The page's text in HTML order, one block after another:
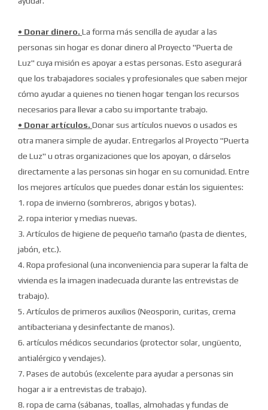
• Donar dinero. La forma más sencilla de ayudar a las
personas sin hogar es donar dinero al Proyecto "Puerta de
Luz" cuya misión es apoyar a estas personas. Esto asegurará
que los trabajadores sociales y profesionales que saben mejor
cómo ayudar a quienes no tienen hogar tengan los recursos
necesarios para llevar a cabo su importante trabajo.
• Donar artículos. Donar sus artículos nuevos o usados ​​es
otra manera simple de ayudar. Entregarlos al Proyecto "Puerta
de Luz" u otras organizaciones que los apoyan, o dárselos
directamente a las personas sin hogar en su comunidad. Entre
los mejores artículos que puedes donar están los siguientes:
1. ropa de invierno (sombreros, abrigos y botas).
2. ropa interior y medias nuevas.
3. Artículos de higiene de pequeño tamaño (pasta de dientes,
jabón, etc.).
4. Ropa profesional (una inconveniencia para superar la falta de
vivienda es la imagen inadecuada durante las entrevistas de
trabajo).
5. Artículos de primeros auxilios (Neosporin, curitas, crema
antibacteriana y desinfectante de manos).
6. artículos médicos secundarios (protector solar, ungüento,
antialérgico y vendajes).
7. Pases de autobús (excelente para ayudar a personas sin
hogar a ir a entrevistas de trabajo).
8. ropa de cama (sábanas, toallas, almohadas y fundas de